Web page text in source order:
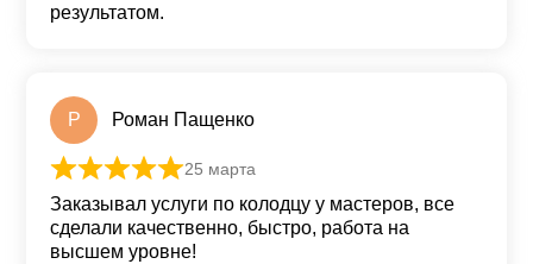
результатом.
Р Роман Пащенко
Оценка из 5
25 марта
Заказывал услуги по колодцу у мастеров, все
сделали качественно, быстро, работа на
высшем уровне!